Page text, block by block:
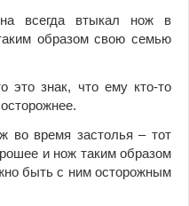
всегда втыкал нож в
образом свою семью
это знак, что ему кто-то
во время застолья – тот
и нож таким образом
быть с ним осторожным